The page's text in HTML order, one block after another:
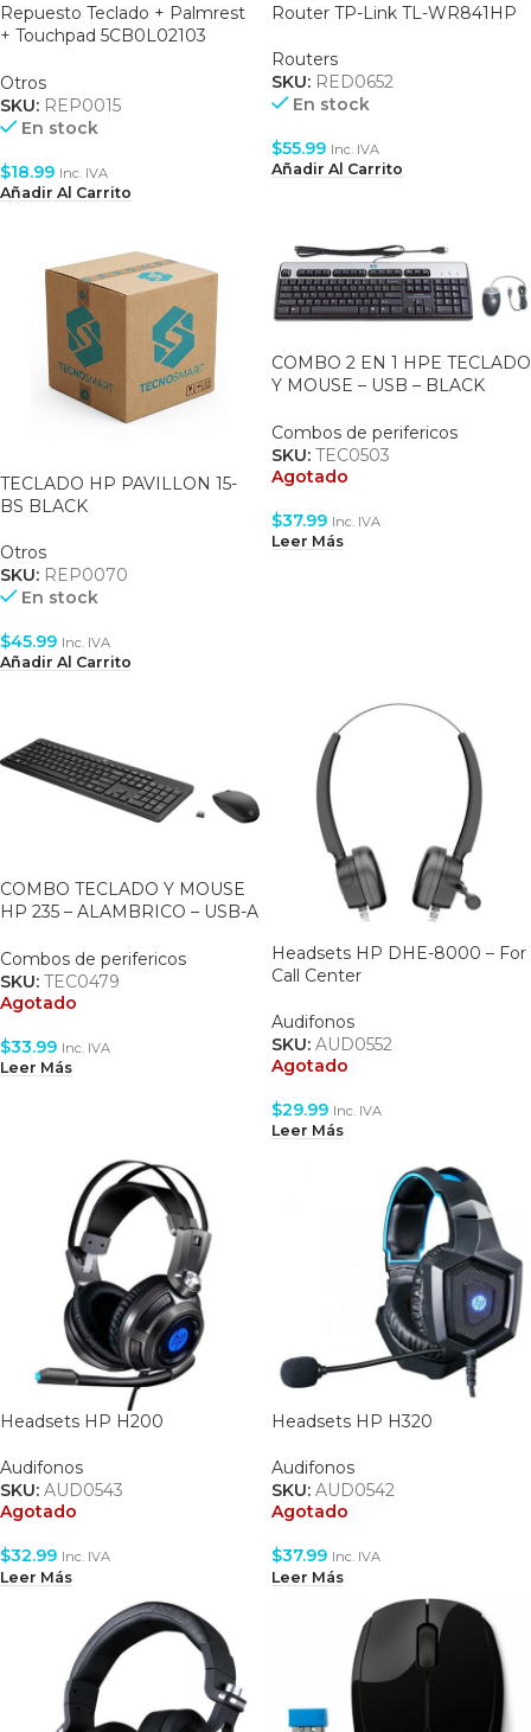
Repuesto Teclado + Palmrest
+ Touchpad 5CB0L02103
Chromebook
Otros
SKU: REP0015
En stock
$18.99 Inc. IVA
Añadir Al Carrito
Router TP-Link TL-WR841HP
Routers
SKU: RED0652
En stock
$55.99 Inc. IVA
Añadir Al Carrito
TECLADO HP PAVILLON 15-
BS BLACK
Otros
SKU: REP0070
En stock
$45.99 Inc. IVA
Añadir Al Carrito
COMBO 2 EN 1 HPE TECLADO
Y MOUSE – USB – BLACK
Combos de perifericos
SKU: TEC0503
Agotado
$37.99 Inc. IVA
Leer Más
COMBO TECLADO Y MOUSE
HP 235 – ALAMBRICO – USB-A
Combos de perifericos
SKU: TEC0479
Agotado
$33.99 Inc. IVA
Leer Más
Headsets HP DHE-8000 – For
Call Center
Audifonos
SKU: AUD0552
Agotado
$29.99 Inc. IVA
Leer Más
Headsets HP H200
Audifonos
SKU: AUD0543
Agotado
$32.99 Inc. IVA
Leer Más
Headsets HP H320
Audifonos
SKU: AUD0542
Agotado
$37.99 Inc. IVA
Leer Más